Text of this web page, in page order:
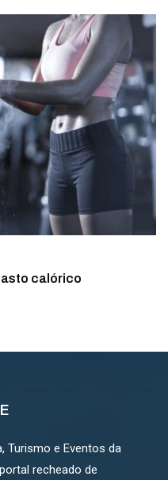
calórico
Turismo e Eventos da
recheado de